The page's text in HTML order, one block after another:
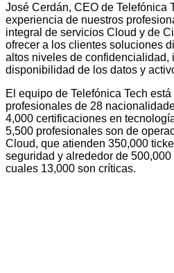
José Cerdán, CEO de Telefónica
experiencia de nuestros
integral de servicios Cloud y de
ofrecer a los clientes soluciones
altos niveles de confidencialidad,
disponibilidad de los datos y
El equipo de Telefónica Tech
profesionales de 28
4,000 certificaciones en
5,500 profesionales son de
Cloud, que atienden 350,000
seguridad y alrededor de
cuales 13,000 son críticas.